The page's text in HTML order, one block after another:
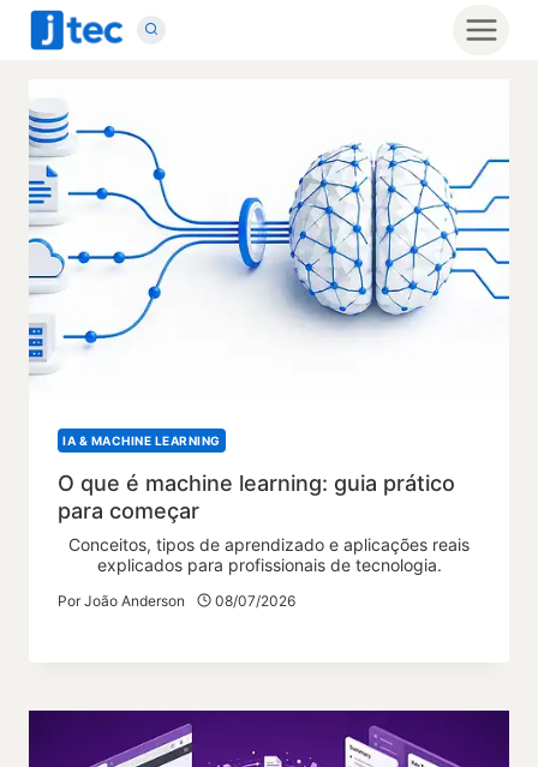
Pular
para
Conteúdo
IA & MACHINE LEARNING
O que é machine learning: guia prático
para começar
Conceitos, tipos de aprendizado e aplicações reais
explicados para profissionais de tecnologia.
Por João Anderson 08/07/2026